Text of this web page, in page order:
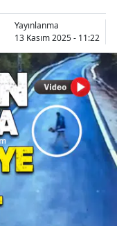
Yayınlanma
13 Kasım 2025 - 11:22